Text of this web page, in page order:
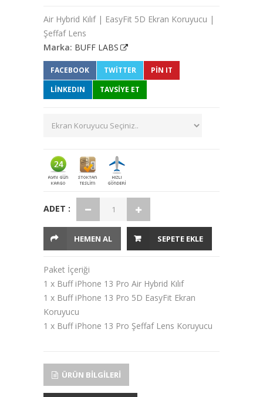
Air Hybrid Kılıf | EasyFit 5D Ekran Koruyucu |
Şeffaf Lens
Marka: BUFF LABS
FACEBOOK TWITTER
PIN IT
LINKEDIN
TAVSİYE ET
ADET :
HEMEN AL SEPETE EKLE
Paket İçeriği
1 x Buff iPhone 13 Pro Air Hybrid Kılıf
1 x Buff iPhone 13 Pro 5D EasyFit Ekran
Koruyucu
1 x Buff iPhone 13 Pro Şeffaf Lens Koruyucu
ÜRÜN BILGILERI